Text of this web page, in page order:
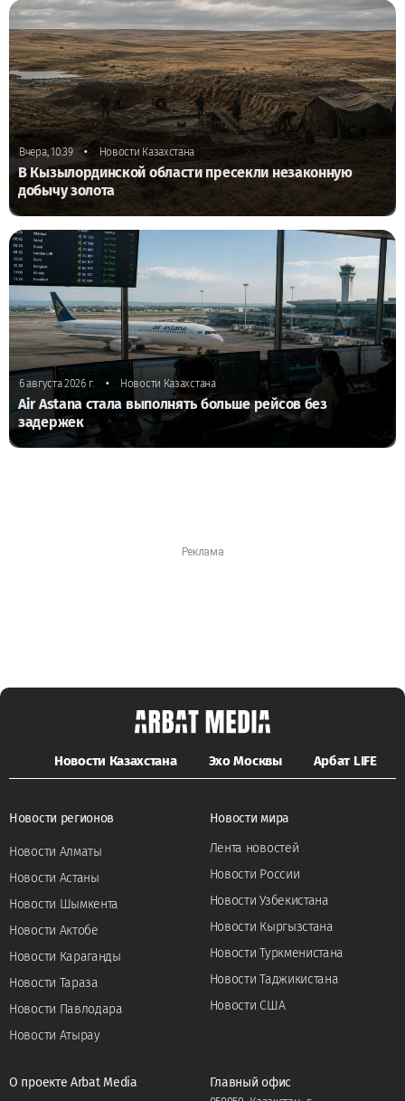
Вчера, 10:39 • Новости Казахстана
В Кызылординской области пресекли незаконную
добычу золота
6 августа 2026 г. • Новости Казахстана
Air Astana стала выполнять больше рейсов без
задержек
Новости Казахстана Эхо Москвы Арбат LIFE
Новости регионов
Новости Алматы
Новости Астаны
Новости Шымкента
Новости Актобе
Новости Караганды
Новости Тараза
Новости Павлодара
Новости Атырау
Новости мира
Лента новостей
Новости России
Новости Узбекистана
Новости Кыргызстана
Новости Туркменистана
Новости Таджикистана
Новости США
О проекте Arbat Media Главный офис